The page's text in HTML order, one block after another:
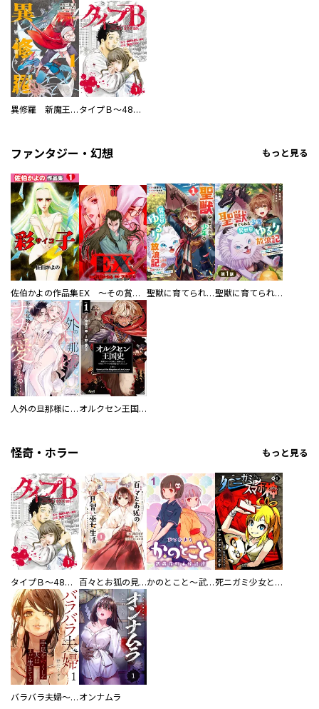
異修羅 新魔王戦争 タイプＢ～48時間後、致死率100％～【単話】
ファンタジー・幻想 もっと見る
佐伯かよの作品集 EX ～その賞金稼ぎは、世界の出口を探す～【単行本版】 聖獣に育てられた少年の異世界ゆるり放浪記～神様からもらったチート魔法で、仲間たちとスローライフを満喫中～ 聖獣に育てられた少年の異世界ゆるり放浪記～神様からもらったチート魔法で、仲間たちとスローライフを満喫中～【分冊版】
人外の旦那様に娶られ毎晩ナカまで愛される…。アンソロジー オルクセン王国史
怪奇・ホラー もっと見る
タイプＢ～48時間後、致死率100％～【単話】 百々とお狐の見習い巫女生活【単行本版】 かのとこと～武蔵花町怪話譚～ 【連載版】 死ニガミ少女とスマホ神
バラバラ夫婦～手足をなくした夫はまだ生きてる オンナムラ